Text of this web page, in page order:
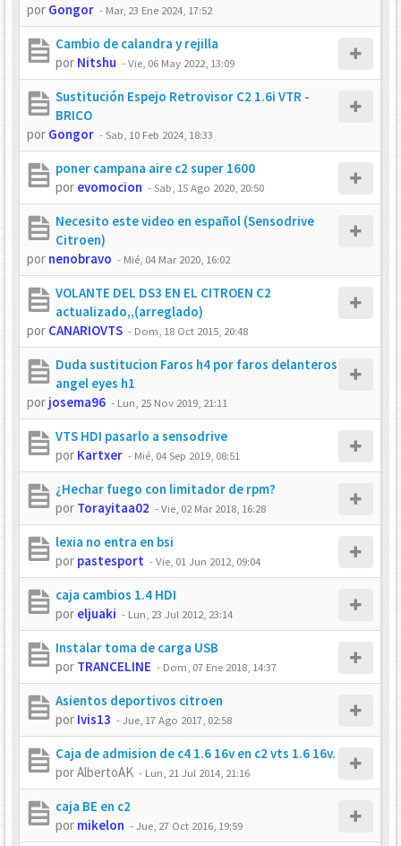
por Gongor - Mar, 23 Ene 2024, 17:52
Cambio de calandra y rejilla
por Nitshu -Vie, 06 May 2022, 13:09
Sustitución Espejo Retrovisor C2 1.6i VTR -
BRICO
por Gongor -Sab, 10 Feb 2024, 18:33
poner campana aire c2 super 1600
por evomocion -Sab, 15 Ago 2020, 20:50
Necesito este video en español (Sensodrive
Citroen)
por nenobravo - Mié, 04 Mar 2020, 16:02
VOLANTE DEL DS3 EN EL CITROEN C2
actualizado,,(arreglado)
por CANARIOVTS - Dom, 18 Oct 2015, 20:48
Duda sustitucion Faros h4 por faros delanteros
angel eyes h1
por josema96 - Lun, 25 Nov 2019, 21:11
VTS HDI pasarlo a sensodrive
por Kartxer - Mié, 04 Sep 2019, 08:51
¿Hechar fuego con limitador de rpm?
por Torayitaa02 -Vie, 02 Mar 2018, 16:28
lexia no entra en bsi
por pastesport -Vie, 01 Jun 2012, 09:04
caja cambios 1.4 HDI
por eljuaki - Lun, 23 Jul 2012, 23:14
Instalar toma de carga USB
por TRANCELINE - Dom, 07 Ene 2018, 14:37
Asientos deportivos citroen
por Ivis13 -Jue, 17 Ago 2017, 02:58
Caja de admision de c4 1.6 16v en c2 vts 1.6 16v.
porAlbertoAK - Lun, 21 Jul 2014, 21:16
caja BE en c2
por mikelon -Jue, 27 Oct 2016, 19:59